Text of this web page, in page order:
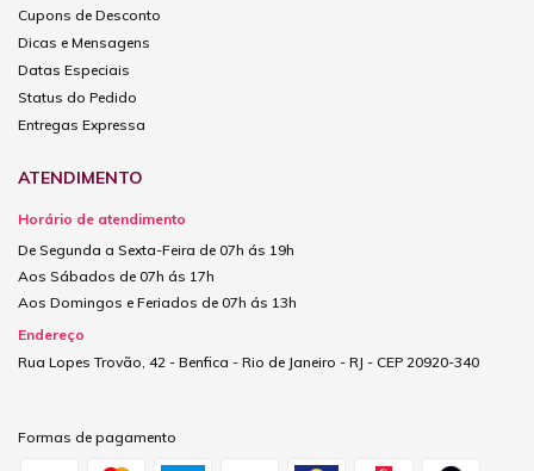
Cupons de Desconto
Dicas e Mensagens
Datas Especiais
Status do Pedido
Entregas Expressa
ATENDIMENTO
Horário de atendimento
De Segunda a Sexta-Feira de 07h ás 19h
Aos Sábados de 07h ás 17h
Aos Domingos e Feriados de 07h ás 13h
Endereço
Rua Lopes Trovão, 42 - Benfica - Rio de Janeiro - RJ - CEP 20920-340
Formas de pagamento